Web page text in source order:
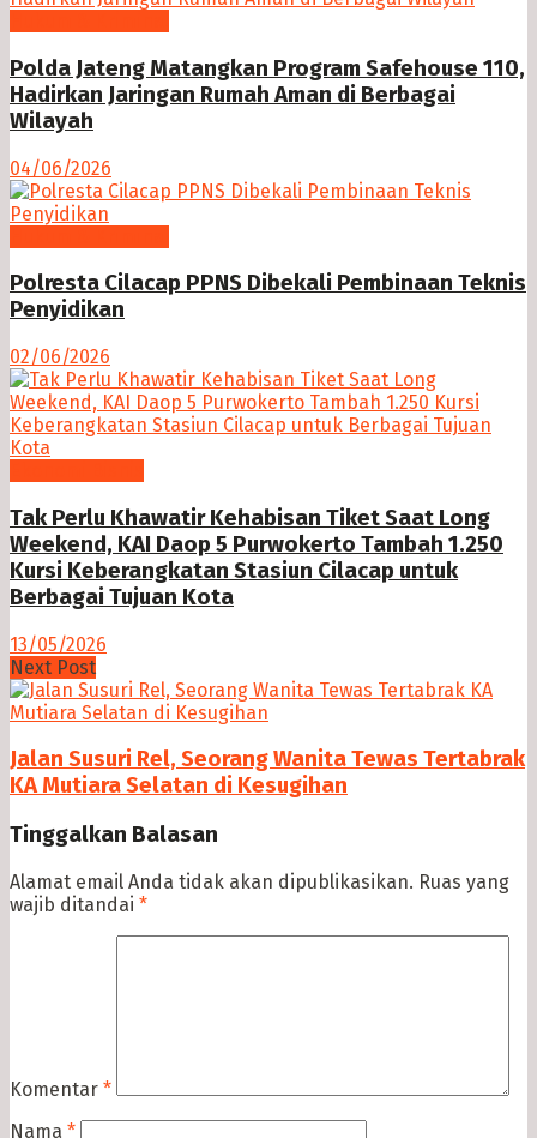
Polda Jateng Matangkan Program Safehouse 110,
Hadirkan Jaringan Rumah Aman di Berbagai
Wilayah
04/06/2026
Polresta Cilacap PPNS Dibekali Pembinaan Teknis
Penyidikan
02/06/2026
Tak Perlu Khawatir Kehabisan Tiket Saat Long
Weekend, KAI Daop 5 Purwokerto Tambah 1.250
Kursi Keberangkatan Stasiun Cilacap untuk
Berbagai Tujuan Kota
13/05/2026
Next Post
Jalan Susuri Rel, Seorang Wanita Tewas Tertabrak
KA Mutiara Selatan di Kesugihan
Tinggalkan Balasan
Alamat email Anda tidak akan dipublikasikan. Ruas yang
wajib ditandai *
Komentar *
Nama *